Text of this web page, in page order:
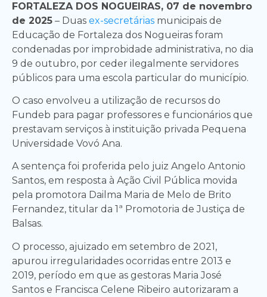
FORTALEZA DOS NOGUEIRAS, 07 de novembro
de 2025 – Duas ex-secretárias municipais de
Educação de Fortaleza dos Nogueiras foram
condenadas por improbidade administrativa, no dia
9 de outubro, por ceder ilegalmente servidores
públicos para uma escola particular do município.
O caso envolveu a utilização de recursos do
Fundeb para pagar professores e funcionários que
prestavam serviços à instituição privada Pequena
Universidade Vovó Ana.
A sentença foi proferida pelo juiz Angelo Antonio
Santos, em resposta à Ação Civil Pública movida
pela promotora Dailma Maria de Melo de Brito
Fernandez, titular da 1ª Promotoria de Justiça de
Balsas.
O processo, ajuizado em setembro de 2021,
apurou irregularidades ocorridas entre 2013 e
2019, período em que as gestoras Maria José
Santos e Francisca Celene Ribeiro autorizaram a